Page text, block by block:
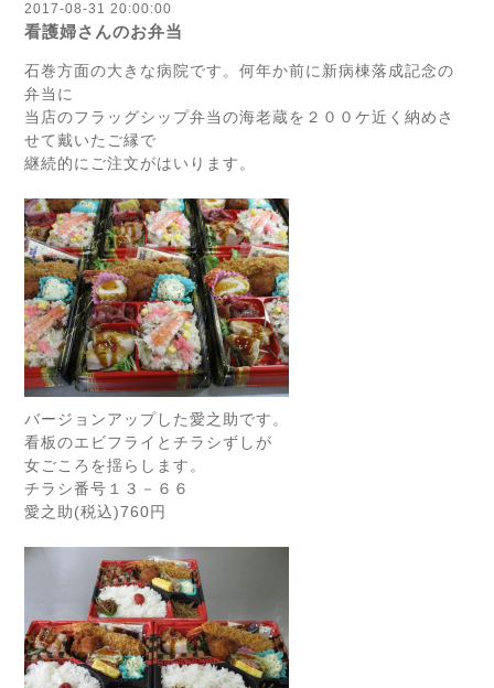
2017-08-31 20:00:00
看護婦さんのお弁当
石巻方面の大きな病院です。何年か前に新病棟落成記念の
弁当に
当店のフラッグシップ弁当の海老蔵を２００ケ近く納めさ
せて戴いたご縁で
継続的にご注文がはいります。
バージョンアップした愛之助です。
看板のエビフライとチラシずしが
女ごころを揺らします。
チラシ番号１３－６６
愛之助(税込)760円